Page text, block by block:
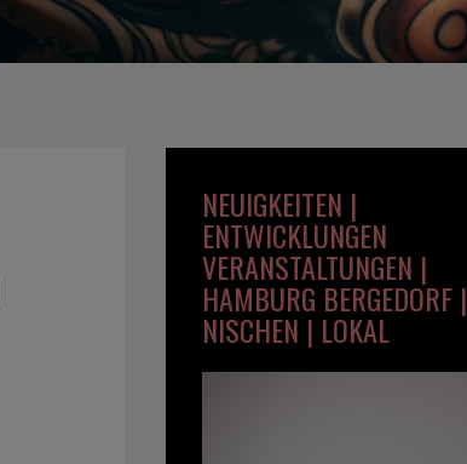
NEUIGKEITEN |
ENTWICKLUNGEN
VERANSTALTUNGEN |
HAMBURG BERGEDORF |
NISCHEN | LOKAL